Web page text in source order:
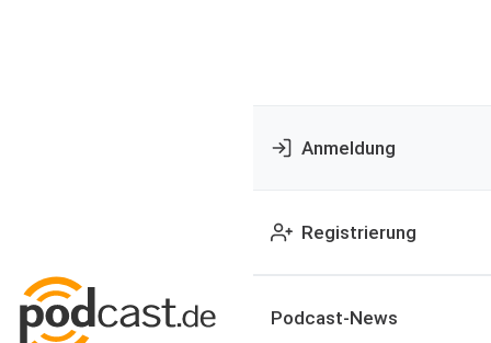
Anmeldung
Registrierung
Podcast-News